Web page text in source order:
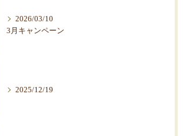
2026/03/10
3月キャンペーン
2025/12/19